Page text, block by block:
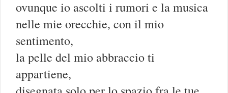
ovunque io ascolti i rumori e la musica
nelle mie orecchie, con il mio
sentimento,
la pelle del mio abbraccio ti
appartiene,